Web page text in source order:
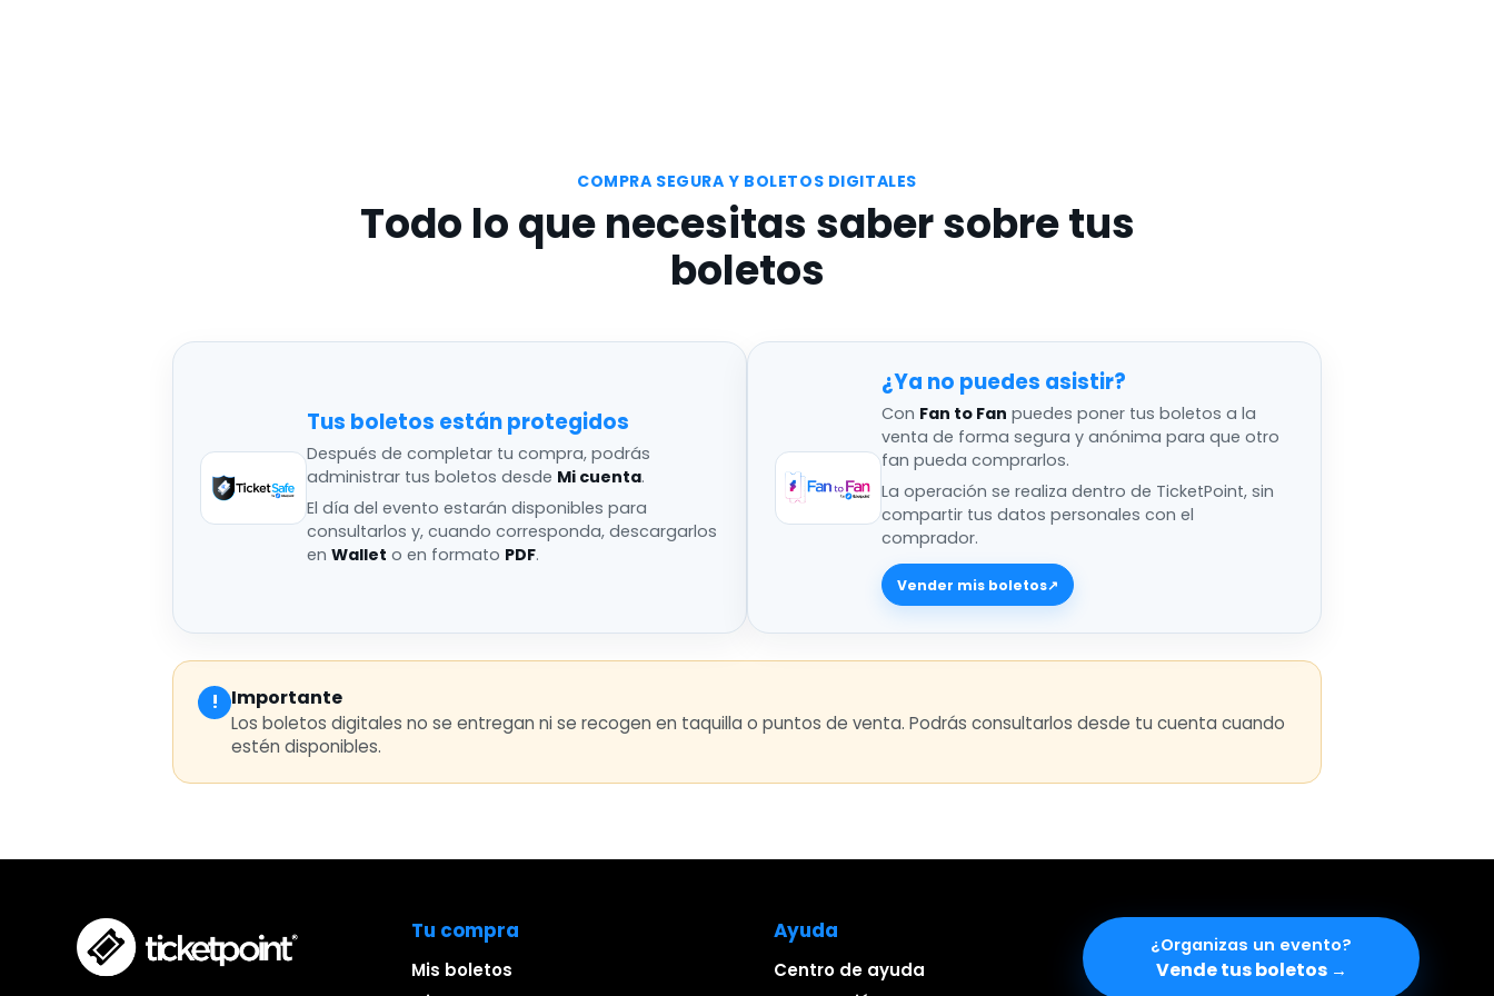
COMPRA SEGURA Y BOLETOS DIGITALES
Todo lo que necesitas saber sobre tus
boletos
Tus boletos están protegidos
Después de completar tu compra, podrás
administrar tus boletos desde Mi cuenta.
El día del evento estarán disponibles para
consultarlos y, cuando corresponda, descargarlos
en Wallet o en formato PDF.
¿Ya no puedes asistir
Con Fan to Fan puedes poner tus boletos a la
venta de forma segura y anónima para que otro
fan pueda comprarlos.
La operación se realiza dentro de TicketPoint, sin
compartir tus datos personales con el
comprador.
Vender mis boletos↗
! Importante
Los boletos digitales no se entregan ni se recogen en taquilla o puntos de venta. Podrás consultarlos desde tu cuenta cuando
estén disponibles.
Tu compra
Mis boletos
Ayuda
Centro de ayuda
¿Organizas un evento
Vende tus boletos →